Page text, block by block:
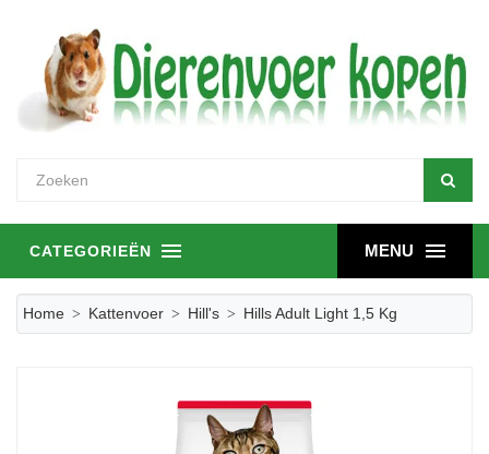
MENU
CATEGORIEËN
Home Kattenvoer Hill's Hills Adult Light 1,5 Kg